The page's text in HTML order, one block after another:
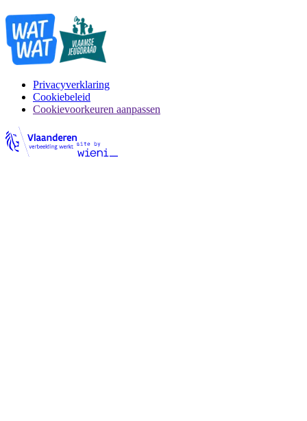
Privacyverklaring
Cookiebeleid
Cookievoorkeuren aanpassen